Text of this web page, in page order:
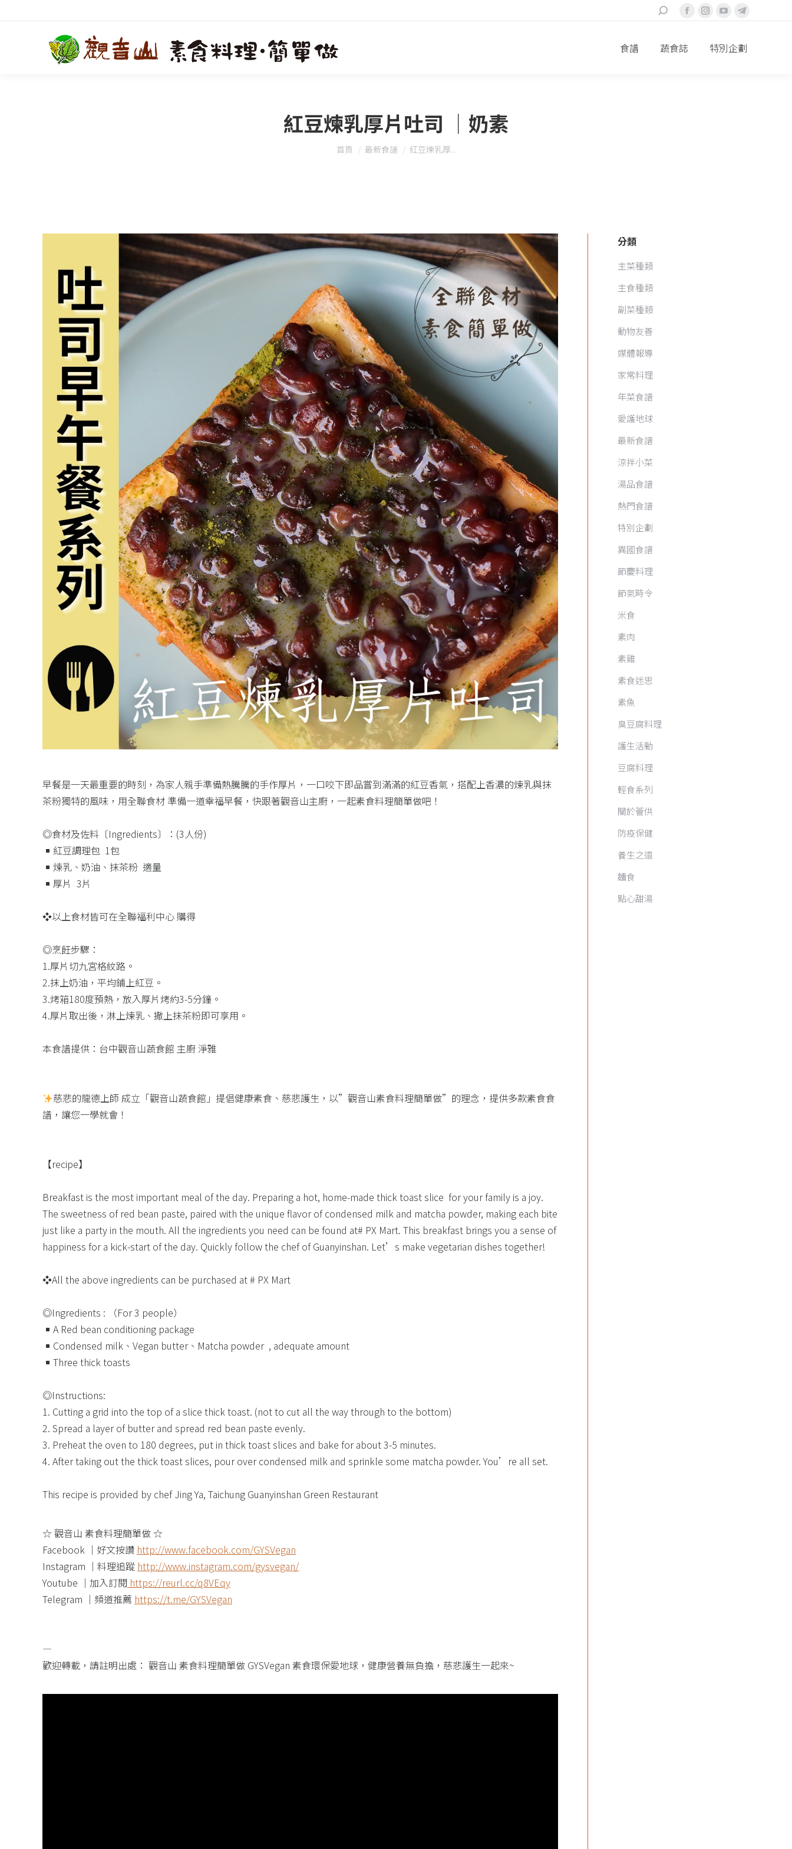
搜
Facebook
opens
Instagram
opens
YouTube
opens
Telegram
opens
食譜 蔬食誌 特別企劃
紅豆煉乳厚片吐司 │奶素
您在這裡：
首頁 最新食譜 紅豆煉乳厚...
早餐是一天最重要的時刻，為家人親手準備熱騰騰的手作厚片，一口咬下即品嘗到滿滿的紅豆香氣，搭配上香濃的煉乳與抹
茶粉獨特的風味，用全聯食材 準備一道幸福早餐，快跟著觀音山主廚，一起素食料理簡單做吧！​
◎食材及佐料〔Ingredients〕：(3人份)​
紅豆調理包 ​ 1包​
煉乳、奶油、抹茶粉 ​ 適量​
厚片 ​ 3片​
❖以上食材皆可在全聯福利中心 購得​
◎烹飪步驟：​
1.厚片切九宮格紋路。​
2.抹上奶油，平均鋪上紅豆。​
3.烤箱180度預熱，放入厚片烤約3-5分鐘。​
4.厚片取出後，淋上煉乳、撒上抹茶粉即可享用。​
本食譜提供：台中觀音山蔬食館 主廚 淨雅​
慈悲的龍德上師 成立「觀音山蔬食館」提倡健康素食、慈悲護生，以”觀音山素食料理簡單做”的理念，提供多款素食食
譜，讓您一學就會！
【recipe】​
Breakfast is the most important meal of the day. Preparing a hot, home-made thick toast slice ​ for your family is a joy.
The sweetness of red bean paste, paired with the unique flavor of condensed milk and matcha powder, making each bite
just like a party in the mouth. All the ingredients you need can be found at# PX Mart. This breakfast brings you a sense of
happiness for a kick-start of the day. Quickly follow the chef of Guanyinshan. Let’s make vegetarian dishes together!​
❖All the above ingredients can be purchased at # PX Mart​
◎Ingredients : （For 3 people）​
A Red bean conditioning package ​
Condensed milk、Vegan butter、Matcha powder ​ , adequate amount​
Three thick toasts​
◎Instructions:​
1. Cutting a grid into the top of a slice thick toast. (not to cut all the way through to the bottom)​
2. Spread a layer of butter and spread red bean paste evenly.​
3. Preheat the oven to 180 degrees, put in thick toast slices and bake for about 3-5 minutes.​
4. After taking out the thick toast slices, pour over condensed milk and sprinkle some matcha powder. You’re all set.​
This recipe is provided by chef Jing Ya, Taichung Guanyinshan Green Restaurant
☆ 觀音山 素食料理簡單做 ☆ ​
Facebook ｜好文按讚 http://www.facebook.com/GYSVegan​
Instagram ｜料理追蹤 http://www.instagram.com/gysvegan/​
Youtube ｜加入訂閱 https://reurl.cc/q8VEqy​
Telegram ｜頻道推薦 https://t.me/GYSVegan​
—​
歡迎轉載，請註明出處： 觀音山 素食料理簡單做 GYSVegan 素食環保愛地球，健康營養無負擔，慈悲護生一起來~
分類
主菜種類
主食種類
副菜種類
動物友善
媒體報導
家常料理
年菜食譜
愛護地球
最新食譜
涼拌小菜
湯品食譜
熱門食譜
特別企劃
異國食譜
節慶料理
節氣時令
米食
素肉
素雞
素食迷思
素魚
臭豆腐料理
護生活動
豆腐料理
輕食系列
關於薈供
防疫保健
養生之道
麵食
點心甜湯